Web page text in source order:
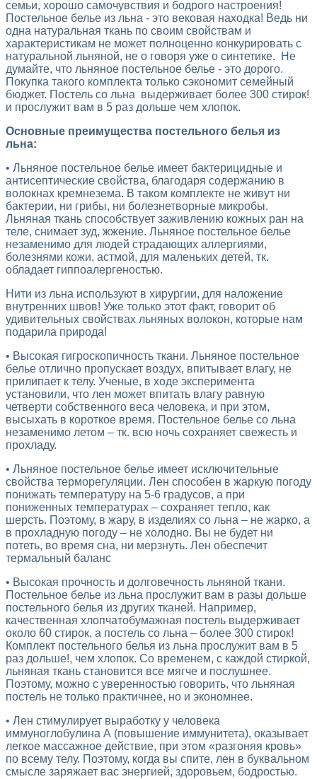
семьи, хорошо самочувствия и бодрого настроения!
Постельное белье из льна - это вековая находка! Ведь ни
одна натуральная ткань по своим свойствам и
характеристикам не может полноценно конкурировать с
натуральной льняной, не о говоря уже о синтетике. Не
думайте, что льняное постельное белье - это дорого.
Покупка такого комплекта только сэкономит семейный
бюджет. Постель со льна выдерживает более 300 стирок!
и прослужит вам в 5 раз дольше чем хлопок.
Основные преимущества постельного белья из
льна:
• Льняное постельное белье имеет бактерицидные и
антисептические свойства, благодаря содержанию в
волокнах кремнезема. В таком комплекте не живут ни
бактерии, ни грибы, ни болезнетворные микробы.
Льняная ткань способствует заживлению кожных ран на
теле, снимает зуд, жжение. Льняное постельное белье
незаменимо для людей страдающих аллергиями,
болезнями кожи, астмой, для маленьких детей, тк.
обладает гиппоалергеностью.
Нити из льна используют в хирургии, для наложение
внутренних швов! Уже только этот факт, говорит об
удивительных свойствах льняных волокон, которые нам
подарила природа!
• Высокая гигроскопичность ткани. Льняное постельное
белье отлично пропускает воздух, впитывает влагу, не
прилипает к телу. Ученые, в ходе эксперимента
установили, что лен может впитать влагу равную
четверти собственного веса человека, и при этом,
высыхать в короткое время. Постельное белье со льна
незаменимо летом – тк. всю ночь сохраняет свежесть и
прохладу.
• Льняное постельное белье имеет исключительные
свойства терморегуляции. Лен способен в жаркую погоду
понижать температуру на 5-6 градусов, а при
пониженных температурах – сохраняет тепло, как
шерсть. Поэтому, в жару, в изделиях со льна – не жарко, а
в прохладную погоду – не холодно. Вы не будет ни
потеть, во время сна, ни мерзнуть. Лен обеспечит
термальный баланс
• Высокая прочность и долговечность льняной ткани.
Постельное белье из льна прослужит вам в разы дольше
постельного белья из других тканей. Например,
качественная хлопчатобумажная постель выдерживает
около 60 стирок, а постель со льна – более 300 стирок!
Комплект постельного белья из льна прослужит вам в 5
раз дольше!, чем хлопок. Со временем, с каждой стиркой,
льняная ткань становится все мягче и послушнее.
Поэтому, можно с уверенностью говорить, что льняная
постель не только практичнее, но и экономнее.
• Лен стимулирует выработку у человека
иммуноглобулина А (повышение иммунитета), оказывает
легкое массажное действие, при этом «разгоняя кровь»
по всему телу. Поэтому, когда вы спите, лен в буквальном
смысле заряжает вас энергией, здоровьем, бодростью.